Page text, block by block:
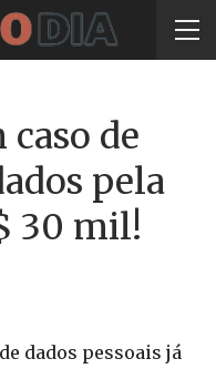
de
pela
30 mil!
dados pessoais já